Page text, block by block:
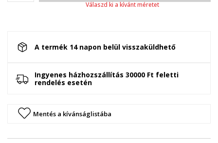
Válaszd ki a kívánt méretet
A termék 14 napon belül visszaküldhető
Ingyenes házhozszállítás 30000 Ft feletti
rendelés esetén
Mentés a kívánságlistába